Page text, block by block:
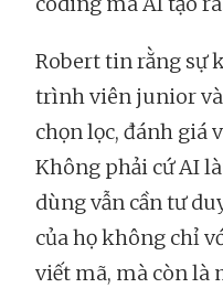
Robert tin rằng sự
trình viên junior
chọn lọc, đánh giá
Không phải cứ AI
dùng vẫn cần tư
của họ không chỉ
viết mã, mà còn là